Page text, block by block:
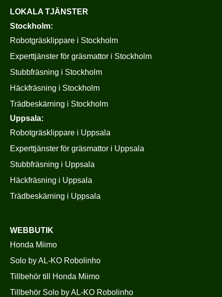
LOKALA TJÄNSTER
Stockholm:
Robotgräsklippare i Stockholm
Experttjänster för gräsmattor i Stockholm
Stubbfräsning i Stockholm
Häckfräsning i Stockholm
Trädbeskärning i Stockholm
Uppsala:
Robotgräsklippare i Uppsala
Experttjänster för gräsmattor i Uppsala
Stubbfräsning i Uppsala
Häckfräsning i Uppsala
Trädbeskärning i Uppsala
WEBBUTIK
Honda Miimo
Solo by AL-KO Robolinho
Tillbehör till Honda Miimo
Tillbehör Solo by AL-KO Robolinho